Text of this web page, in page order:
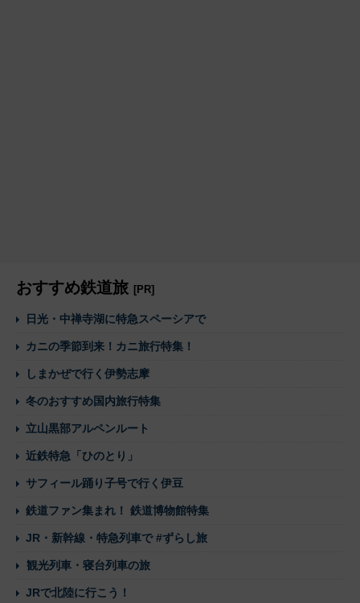
おすすめ鉄道旅 [PR]
日光・中禅寺湖に特急スペーシアで
カニの季節到来！カニ旅行特集！
しまかぜで行く伊勢志摩
冬のおすすめ国内旅行特集
立山黒部アルペンルート
近鉄特急「ひのとり」
サフィール踊り子号で行く伊豆
鉄道ファン集まれ！ 鉄道博物館特集
JR・新幹線・特急列車で #ずらし旅
観光列車・寝台列車の旅
JRで北陸に行こう！